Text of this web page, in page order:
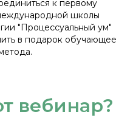
к первому
школы
"Процессуальный ум"
в подарок обучающее
вебинар?